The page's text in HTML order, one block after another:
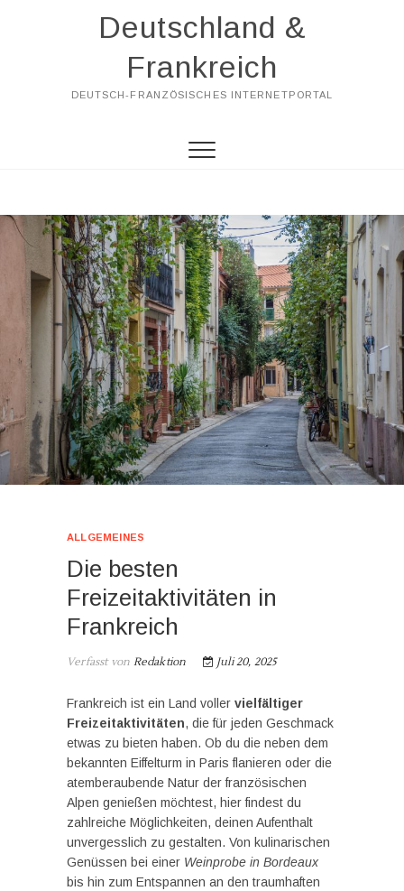
Deutschland &
Frankreich
DEUTSCH-FRANZÖSISCHES INTERNETPORTAL
ALLGEMEINES
Die besten
Freizeitaktivitäten in
Frankreich
Verfasst von Redaktion Juli 20, 2025
Frankreich ist ein Land voller vielfältiger
Freizeitaktivitäten, die für jeden Geschmack
etwas zu bieten haben. Ob du die neben dem
bekannten Eiffelturm in Paris flanieren oder die
atemberaubende Natur der französischen
Alpen genießen möchtest, hier findest du
zahlreiche Möglichkeiten, deinen Aufenthalt
unvergesslich zu gestalten. Von kulinarischen
Genüssen bei einer Weinprobe in Bordeaux
bis hin zum Entspannen an den traumhaften